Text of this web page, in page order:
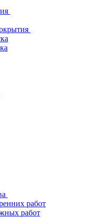
работ
работ